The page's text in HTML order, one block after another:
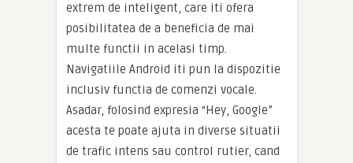
extrem de inteligent, care iti ofera
posibilitatea de a beneficia de mai
multe functii in acelasi timp.
Navigatiile Android iti pun la dispozitie
inclusiv functia de comenzi vocale.
Asadar, folosind expresia “Hey, Google”
acesta te poate ajuta in diverse situatii
de trafic intens sau control rutier, cand